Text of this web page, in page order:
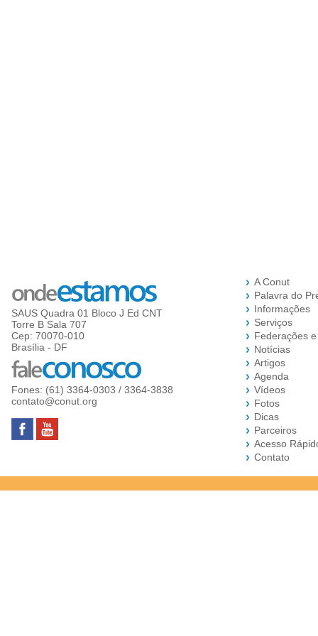
SAUS Quadra 01 Bloco J Ed CNT
Torre B Sala 707
Cep: 70070-010
Brasília - DF
Fones: (61) 3364-0303 / 3364-3838
contato@conut.org
A Conut
Palavra do
Informações
Serviços
Federações
Notícias
Artigos
Agenda
Vídeos
Fotos
Dicas
Parceiros
Acesso
Contato